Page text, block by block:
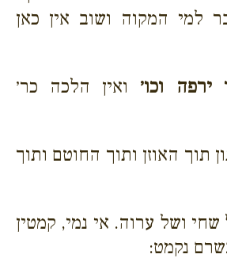
למי המקוה ושוב אין כאן
ירפה וכו׳ ואין הלכה כר׳
תוך האוזן ותוך החוטם ותוך
ושל ערוה. אי נמי, קמטין
נקמט: